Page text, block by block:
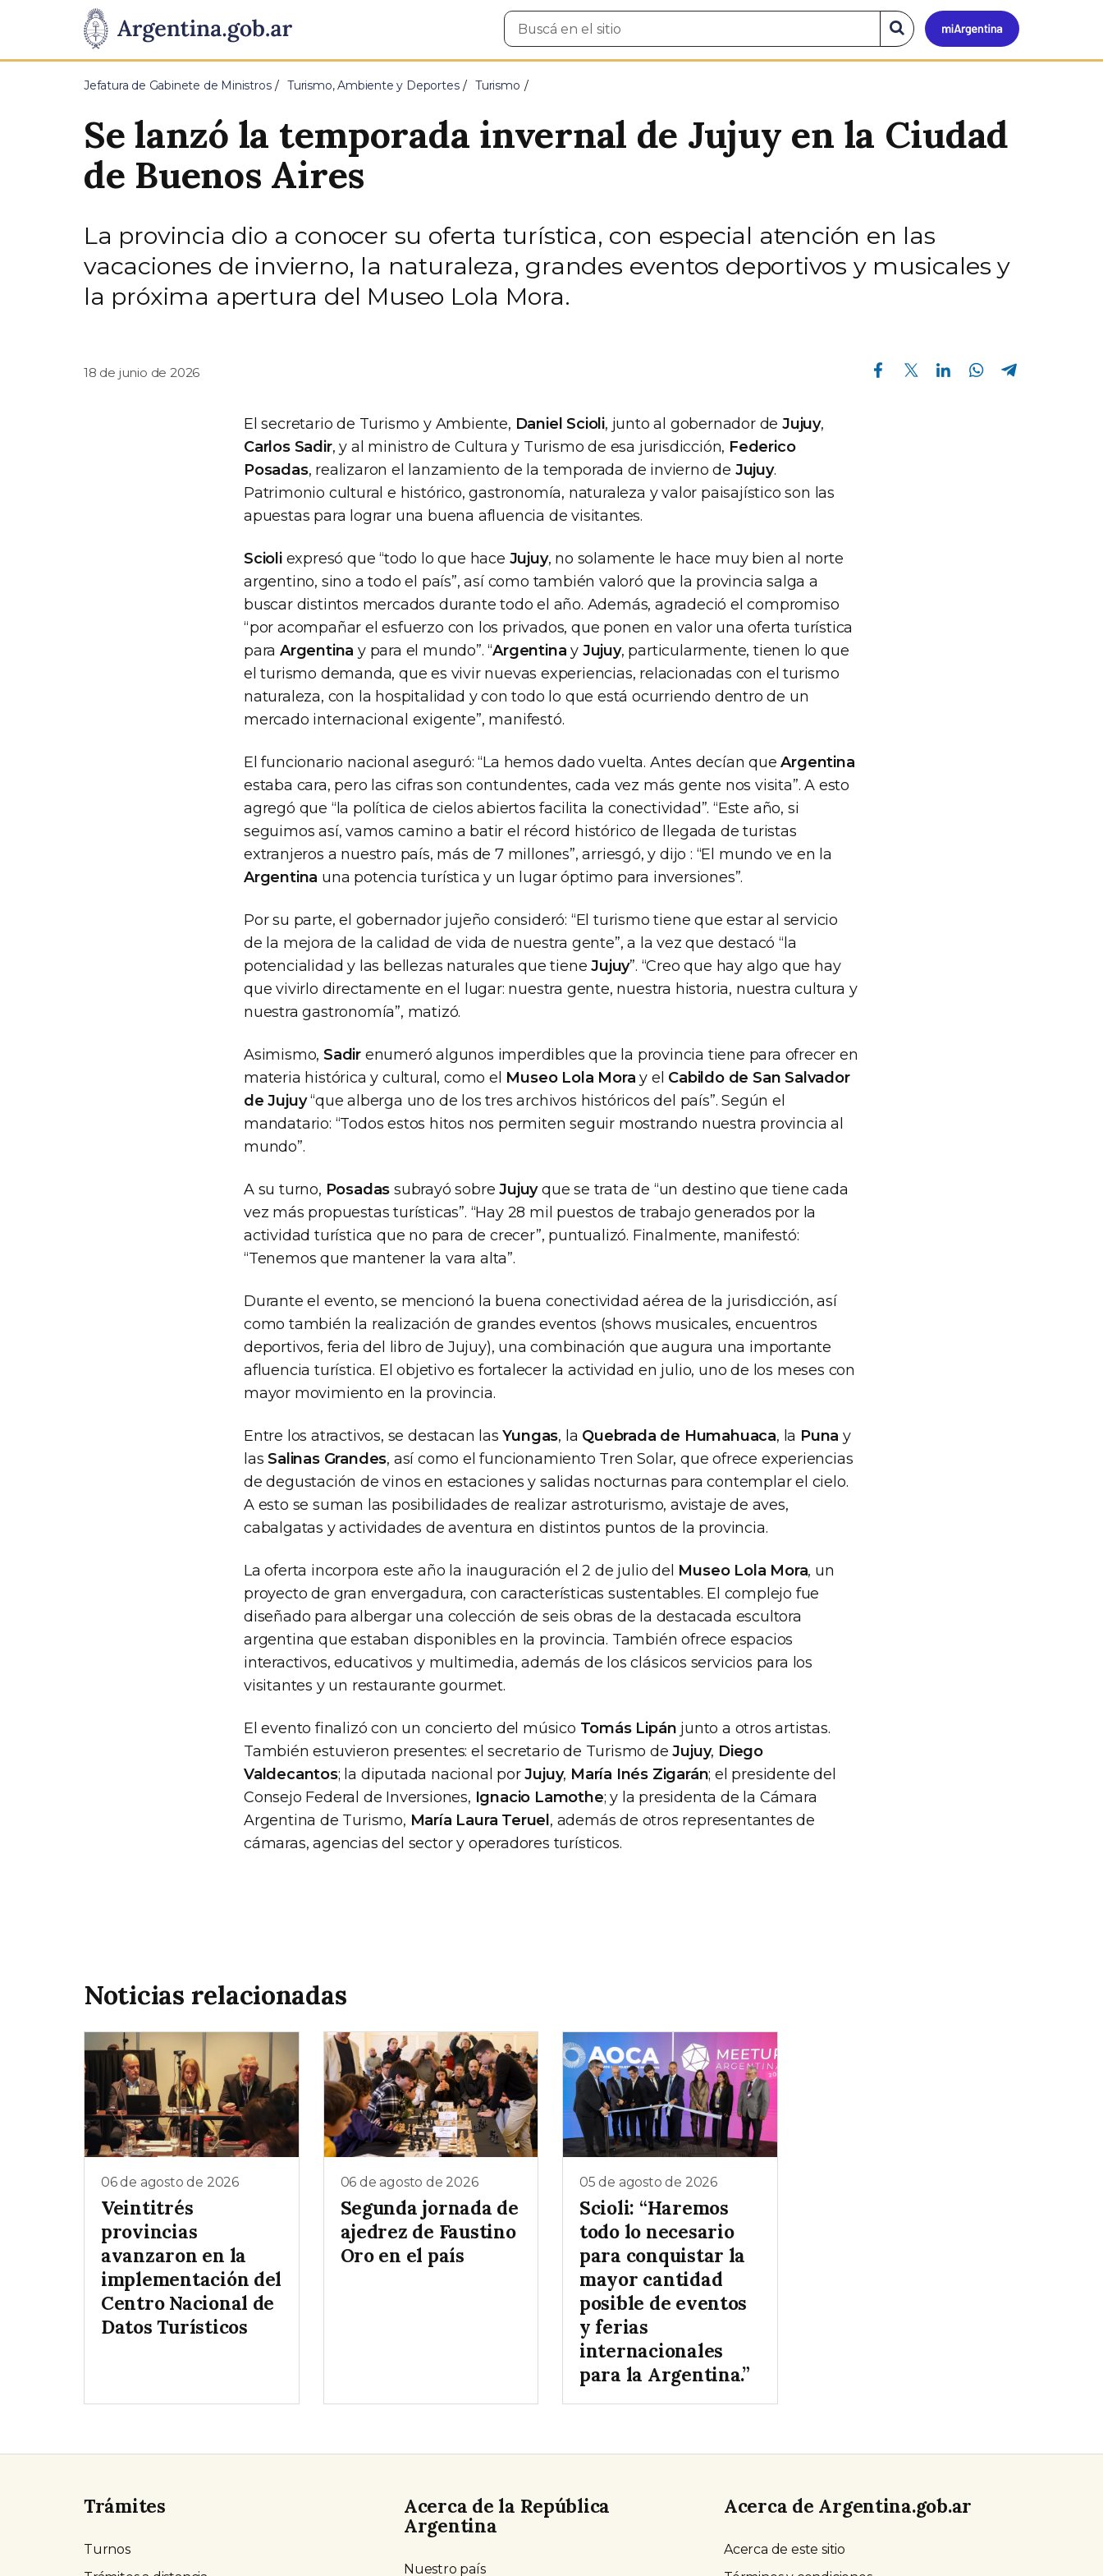
Presidencia
de
Pasar al contenido principal
Mi
Buscar
en
Buscar
en
el
Jefatura de Gabinete de Ministros Turismo, Ambiente y Deportes Turismo
Se lanzó la temporada invernal de Jujuy en la Ciudad
de Buenos Aires
La provincia dio a conocer su oferta turística, con especial atención en las
vacaciones de invierno, la naturaleza, grandes eventos deportivos y musicales y
la próxima apertura del Museo Lola Mora.
18 de junio de 2026
Compartir en Facebook Compartir en Twitter Compartir en Linkedin Compartir en Whatsapp
El secretario de Turismo y Ambiente, Daniel Scioli, junto al gobernador deJujuy,
Carlos Sadir, y al ministro de Cultura y Turismo de esa jurisdicción, Federico
Posadas, realizaron el lanzamiento de la temporada de invierno de Jujuy.
Patrimonio cultural e histórico, gastronomía, naturaleza y valor paisajístico son las
apuestas para lograr una buena afluencia de visitantes.
Scioliexpresó que “todo lo que hace Jujuy, no solamente le hace muy bien al norte
argentino, sino a todo el país”, así como también valoró que la provincia salga a
buscar distintos mercados durante todo el año. Además, agradeció el compromiso
“por acompañar el esfuerzo con los privados, que ponen en valor una oferta turística
para Argentina y para el mundo”. “Argentina y Jujuy, particularmente, tienen lo que
el turismo demanda, que es vivir nuevas experiencias, relacionadas con el turismo
naturaleza, con la hospitalidad y con todo lo que está ocurriendo dentro de un
mercado internacional exigente”, manifestó.
El funcionario nacional aseguró: “La hemos dado vuelta. Antes decían queArgentina
estaba cara, pero las cifras son contundentes, cada vez más gente nos visita”. A esto
agregó que “la política de cielos abiertos facilita la conectividad”. “Este año, si
seguimos así, vamos camino a batir el récord histórico de llegada de turistas
extranjeros a nuestro país, más de 7 millones”, arriesgó, y dijo : “El mundo ve en la
Argentina una potencia turística y un lugar óptimo para inversiones”.
Por su parte, el gobernador jujeño consideró: “El turismo tiene que estar al servicio
de la mejora de la calidad de vida de nuestra gente”, a la vez que destacó “la
potencialidad y las bellezas naturales que tieneJujuy”. “Creo que hay algo que hay
que vivirlo directamente en el lugar: nuestra gente, nuestra historia, nuestra cultura y
nuestra gastronomía”, matizó.
Asimismo, Sadir enumeró algunos imperdibles que la provincia tiene para ofrecer en
materia histórica y cultural, como el Museo Lola Mora y el Cabildo de San Salvador
de Jujuy“que alberga uno de los tres archivos históricos del país”. Según el
mandatario: “Todos estos hitos nos permiten seguir mostrando nuestra provincia al
mundo”.
A su turno, Posadas subrayó sobreJujuyque se trata de “un destino que tiene cada
vez más propuestas turísticas”. “Hay 28 mil puestos de trabajo generados por la
actividad turística que no para de crecer”, puntualizó. Finalmente, manifestó:
“Tenemos que mantener la vara alta”.
Durante el evento, se mencionó la buena conectividad aérea de la jurisdicción, así
como también la realización de grandes eventos (shows musicales, encuentros
deportivos, feria del libro de Jujuy), una combinación que augura una importante
afluencia turística. El objetivo es fortalecer la actividad en julio, uno de los meses con
mayor movimiento en la provincia.
Entre los atractivos, se destacan lasYungas, la Quebrada de Humahuaca, la Puna y
lasSalinas Grandes, así como el funcionamiento Tren Solar, que ofrece experiencias
de degustación de vinos en estaciones y salidas nocturnas para contemplar el cielo.
A esto se suman las posibilidades de realizar astroturismo, avistaje de aves,
cabalgatas y actividades de aventura en distintos puntos de la provincia.
La oferta incorpora este año la inauguración el 2 de julio del Museo Lola Mora, un
proyecto de gran envergadura, con características sustentables. El complejo fue
diseñado para albergar una colección de seis obras de la destacada escultora
argentina que estaban disponibles en la provincia. También ofrece espacios
interactivos, educativos y multimedia, además de los clásicos servicios para los
visitantes y un restaurante gourmet.
El evento finalizó con un concierto del músico Tomás Lipán junto a otros artistas.
También estuvieron presentes: el secretario de Turismo deJujuy, Diego
Valdecantos; la diputada nacional porJujuy, María Inés Zigarán; el presidente del
Consejo Federal de Inversiones, Ignacio Lamothe; y la presidenta de la Cámara
Argentina de Turismo, María Laura Teruel , además de otros representantes de
cámaras, agencias del sector y operadores turísticos.
Noticias relacionadas
06 de agosto de 2026
Veintitrés
provincias
avanzaron en la
implementación del
Centro Nacional de
Datos Turísticos
06 de agosto de 2026
Segunda jornada de
ajedrez de Faustino
Oro en el país
05 de agosto de 2026
Scioli: “Haremos
todo lo necesario
para conquistar la
mayor cantidad
posible de eventos
y ferias
internacionales
para la Argentina.”
Trámites
Turnos
Acerca de la República
Argentina
Nuestro país
Acerca de Argentina.gob.ar
Acerca de este sitio